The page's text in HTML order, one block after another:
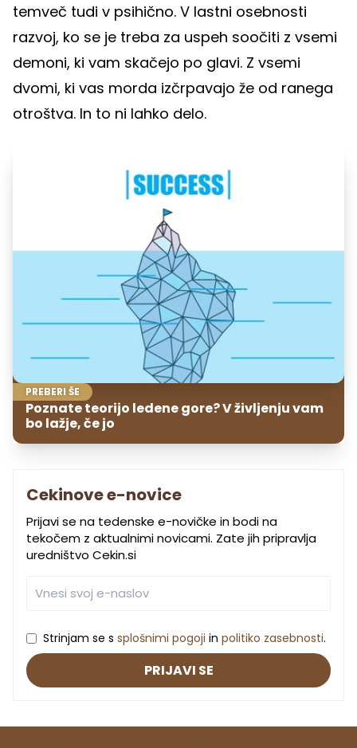
temveč tudi v psihično. V lastni osebnosti
razvoj, ko se je treba za uspeh soočiti z vsemi
demoni, ki vam skačejo po glavi. Z vsemi
dvomi, ki vas morda izčrpavajo že od ranega
otroštva. In to ni lahko delo.
PREBERI ŠE
Poznate teorijo ledene gore? V življenju vam
bo lažje, če jo
Cekinove e-novice
Prijavi se na tedenske e-novičke in bodi na
tekočem z aktualnimi novicami. Zate jih pripravlja
uredništvo Cekin.si
Strinjam se s splošnimi pogoji in politiko zasebnosti.
PRIJAVI SE